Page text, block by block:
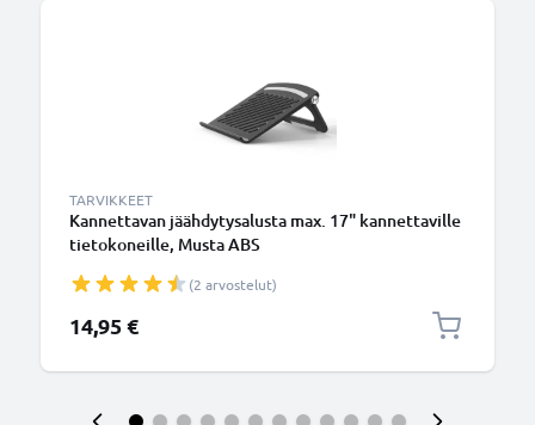
TARVIKKEET
Kannettavan jäähdytysalusta max. 17" kannettaville
tietokoneille, Musta ABS
(2 arvostelut)
14,95 €